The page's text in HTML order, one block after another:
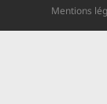
Mentions